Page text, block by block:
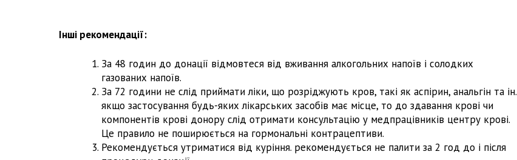
Інші рекомендації:
За 48 годин до донації відмовтеся від вживання алкогольних напоїв і солодких
газованих напоїв.
За 72 години не слід приймати ліки, що розріджують кров, такі як аспірин, анальгін та ін.
якщо застосування будь-яких лікарських засобів має місце, то до здавання крові чи
компонентів крові донору слід отримати консультацію у медпрацівників центру крові.
Це правило не поширюється на гормональні контрацептиви.
Рекомендується утриматися від куріння. рекомендується не палити за 2 год до і після